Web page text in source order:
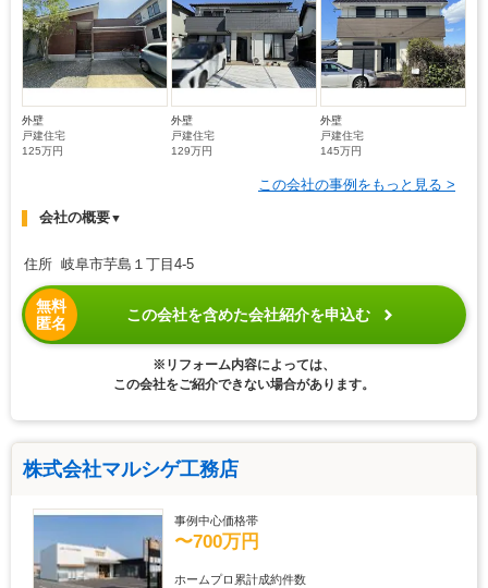
外壁
戸建住宅
125万円
外壁
戸建住宅
129万円
外壁
戸建住宅
145万円
この会社の事例をもっと見る >
会社の概要▼
住所 岐阜市芋島１丁目4-5
無料
匿名
この会社を含めた会社紹介を申込む
※リフォーム内容によっては、
この会社をご紹介できない場合があります。
株式会社マルシゲ工務店
事例中心価格帯
〜700万円
ホームプロ累計成約件数